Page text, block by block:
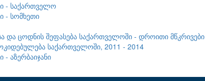
- საქართველო
- სომხეთი
და ცოდნის შეფასება საქართველოში - დროითი მწკრივები
საქართველოში, 2011 - 2014
აზერბაიჯანი